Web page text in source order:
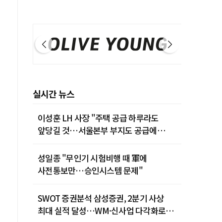
실시간 뉴스
이성훈 LH 사장 "주택 공급 하루라도
앞당길 것…서울본부 부지도 공급에
성일종 "무인기 시험비행 때 軍에
사전통보만…승인시스템 문제"
SWOT 증권분석 삼성증권, 2분기 사상
최대 실적 달성…WM·신사업 다각화로